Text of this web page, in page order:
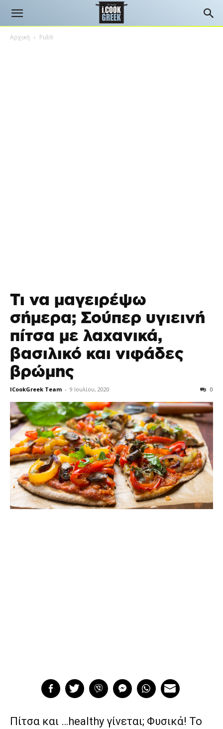
Αρχική Publi
Τι να μαγειρέψω
σήμερα; Σούπερ υγιεινή
πίτσα με λαχανικά,
βασιλικό και νιφάδες
βρώμης
ICookGreek Team - 9 Ιουλίου, 2020 0
Πίτσα και …healthy γίνεται; Φυσικά! Το